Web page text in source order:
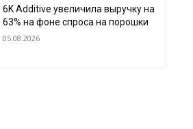
6K Additive увеличила выручку на
63% на фоне спроса на порошки
05.08.2026